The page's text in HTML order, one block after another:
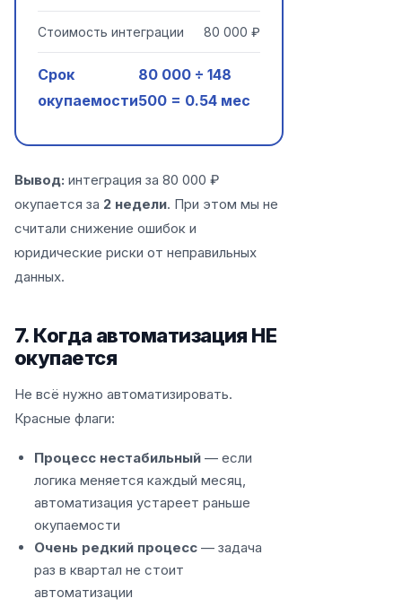
Стоимость интеграции 80 000 ₽
Срок
окупаемости
80 000 ÷ 148
500 = 0.54 мес
Вывод: интеграция за 80 000 ₽
окупается за 2 недели. При этом мы не
считали снижение ошибок и
юридические риски от неправильных
данных.
7. Когда автоматизация НЕ
окупается
Не всё нужно автоматизировать.
Красные флаги:
Процесс нестабильный — если
логика меняется каждый месяц,
автоматизация устареет раньше
окупаемости
Очень редкий процесс — задача
раз в квартал не стоит
автоматизации